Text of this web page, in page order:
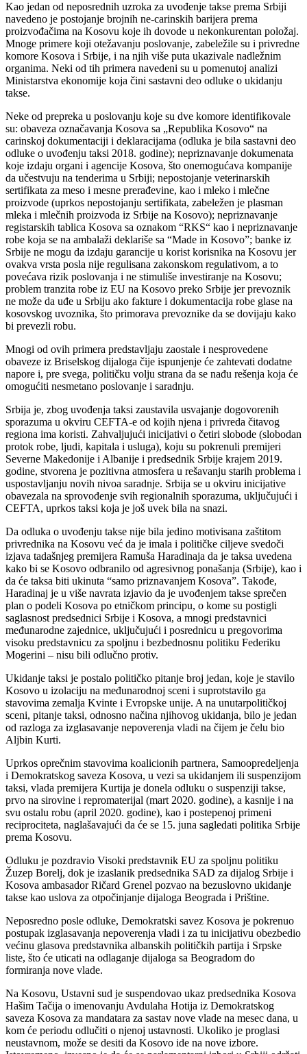
Kao jedan od neposrednih uzroka za uvođenje takse prema Srbiji
navedeno je postojanje brojnih ne-carinskih barijera prema
proizvođačima na Kosovu koje ih dovode u nekonkurentan položaj.
Mnoge primere koji otežavanju poslovanje, zabeležile su i privredne
komore Kosova i Srbije, i na njih više puta ukazivale nadležnim
organima. Neki od tih primera navedeni su u pomenutoj analizi
Ministarstva ekonomije koja čini sastavni deo odluke o ukidanju
takse.
Neke od prepreka u poslovanju koje su dve komore identifikovale
su: obaveza označavanja Kosova sa „Republika Kosovo“ na
carinskoj dokumentaciji i deklaracijama (odluka je bila sastavni deo
odluke o uvođenju taksi 2018. godine); nepriznavanje dokumenata
koje izdaju organi i agencije Kosova, što onemogućava kompanije
da učestvuju na tenderima u Srbiji; nepostojanje veterinarskih
sertifikata za meso i mesne prerađevine, kao i mleko i mlečne
proizvode (uprkos nepostojanju sertifikata, zabeležen je plasman
mleka i mlečnih proizvoda iz Srbije na Kosovo); nepriznavanje
registarskih tablica Kosova sa oznakom “RKS“ kao i nepriznavanje
robe koja se na ambalaži deklariše sa “Made in Kosovo”; banke iz
Srbije ne mogu da izdaju garancije u korist korisnika na Kosovu jer
ovakva vrsta posla nije regulisana zakonskom regulativom, a to
povećava rizik poslovanja i ne stimuliše investiranje na Kosovu;
problem tranzita robe iz EU na Kosovo preko Srbije jer prevoznik
ne može da uđe u Srbiju ako fakture i dokumentacija robe glase na
kosovskog uvoznika, što primorava prevoznike da se dovijaju kako
bi prevezli robu.
Mnogi od ovih primera predstavljaju zaostale i nesprovedene
obaveze iz Briselskog dijaloga čije ispunjenje će zahtevati dodatne
napore i, pre svega, političku volju strana da se nađu rešenja koja će
omogućiti nesmetano poslovanje i saradnju.
Srbija je, zbog uvođenja taksi zaustavila usvajanje dogovorenih
sporazuma u okviru CEFTA-e od kojih njena i privreda čitavog
regiona ima koristi. Zahvaljujući inicijativi o četiri slobode (slobodan
protok robe, ljudi, kapitala i usluga), koju su pokrenuli premijeri
Severne Makedonije i Albanije i predsednik Srbije krajem 2019.
godine, stvorena je pozitivna atmosfera u rešavanju starih problema i
uspostavljanju novih nivoa saradnje. Srbija se u okviru inicijative
obavezala na sprovođenje svih regionalnih sporazuma, uključujući i
CEFTA, uprkos taksi koja je još uvek bila na snazi.
Da odluka o uvođenju takse nije bila jedino motivisana zaštitom
privrednika na Kosovu već da je imala i političke ciljeve svedoči
izjava tadašnjeg premijera Ramuša Haradinaja da je taksa uvedena
kako bi se Kosovo odbranilo od agresivnog ponašanja (Srbije), kao i
da će taksa biti ukinuta “samo priznavanjem Kosova”. Takođe,
Haradinaj je u više navrata izjavio da je uvođenjem takse sprečen
plan o podeli Kosova po etničkom principu, o kome su postigli
saglasnost predsednici Srbije i Kosova, a mnogi predstavnici
međunarodne zajednice, uključujući i posrednicu u pregovorima
visoku predstavnicu za spoljnu i bezbednosnu politiku Federiku
Mogerini – nisu bili odlučno protiv.
Ukidanje taksi je postalo političko pitanje broj jedan, koje je stavilo
Kosovo u izolaciju na međunarodnoj sceni i suprotstavilo ga
stavovima zemalja Kvinte i Evropske unije. A na unutarpolitičkoj
sceni, pitanje taksi, odnosno načina njihovog ukidanja, bilo je jedan
od razloga za izglasavanje nepoverenja vladi na čijem je čelu bio
Aljbin Kurti.
Uprkos oprečnim stavovima koalicionih partnera, Samoopredeljenja
i Demokratskog saveza Kosova, u vezi sa ukidanjem ili suspenzijom
taksi, vlada premijera Kurtija je donela odluku o suspenziji takse,
prvo na sirovine i repromaterijal (mart 2020. godine), a kasnije i na
svu ostalu robu (april 2020. godine), kao i postepenoj primeni
reciprociteta, naglašavajući da će se 15. juna sagledati politika Srbije
prema Kosovu.
Odluku je pozdravio Visoki predstavnik EU za spoljnu politiku
Žuzep Borelj, dok je izaslanik predsednika SAD za dijalog Srbije i
Kosova ambasador Ričard Grenel pozvao na bezuslovno ukidanje
takse kao uslova za otpočinjanje dijaloga Beograda i Prištine.
Neposredno posle odluke, Demokratski savez Kosova je pokrenuo
postupak izglasavanja nepoverenja vladi i za tu inicijativu obezbedio
većinu glasova predstavnika albanskih političkih partija i Srpske
liste, što će uticati na odlaganje dijaloga sa Beogradom do
formiranja nove vlade.
Na Kosovu, Ustavni sud je suspendovao ukaz predsednika Kosova
Hašim Tačija o imenovanju Avdulaha Hotija iz Demokratskog
saveza Kosova za mandatara za sastav nove vlade na mesec dana, u
kom će periodu odlučiti o njenoj ustavnosti. Ukoliko je proglasi
neustavnom, može se desiti da Kosovo ide na nove izbore.